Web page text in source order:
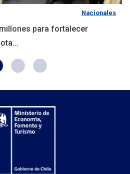
Nacionales
para fortalecer